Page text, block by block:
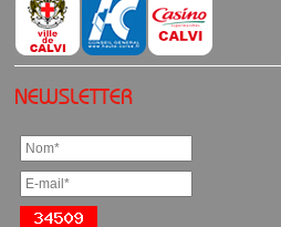
NEWSLETTER